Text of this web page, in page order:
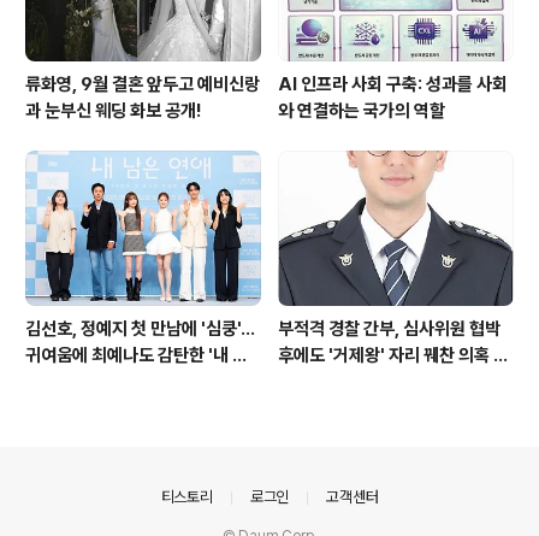
류화영, 9월 결혼 앞두고 예비신랑
과 눈부신 웨딩 화보 공개!
AI 인프라 사회 구축: 성과를 사회
와 연결하는 국가의 역할
김선호, 정예지 첫 만남에 '심쿵'…
귀여움에 최예나도 감탄한 '내 남
부적격 경찰 간부, 심사위원 협박
후에도 '거제왕' 자리 꿰찬 의혹 진
티스토리 로그인 고객센터